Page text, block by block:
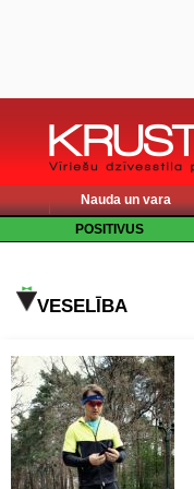
Nauda un vara
POSITIVUS
VESELĪBA